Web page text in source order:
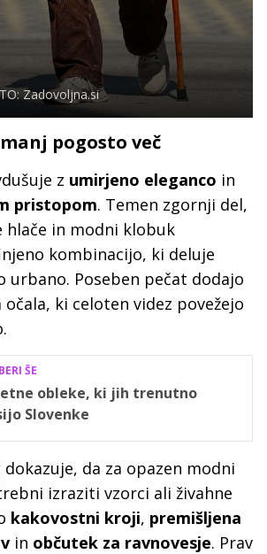
Zadovoljna.si
pogosto več
z umirjeno eleganco in
pristopom. Temen zgornji del,
hlače in modni klobuk
kombinacijo, ki deluje
urbano. Poseben pečat dodajo
ki celoten videz povežejo
ŠE
obleke, ki jih trenutno
Slovenke
da za opazen modni
izraziti vzorci ali živahne
kakovostni kroji, premišljena
in občutek za ravnovesje. Prav